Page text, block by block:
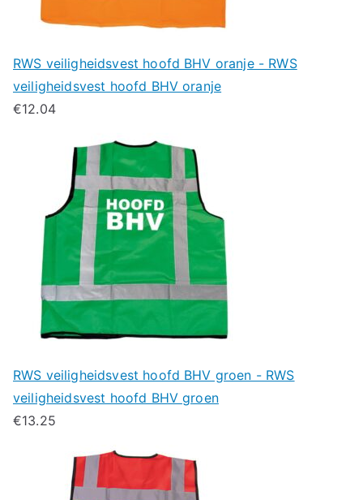
RWS veiligheidsvest hoofd BHV oranje - RWS
veiligheidsvest hoofd BHV oranje
€12.04
RWS veiligheidsvest hoofd BHV groen - RWS
veiligheidsvest hoofd BHV groen
€13.25